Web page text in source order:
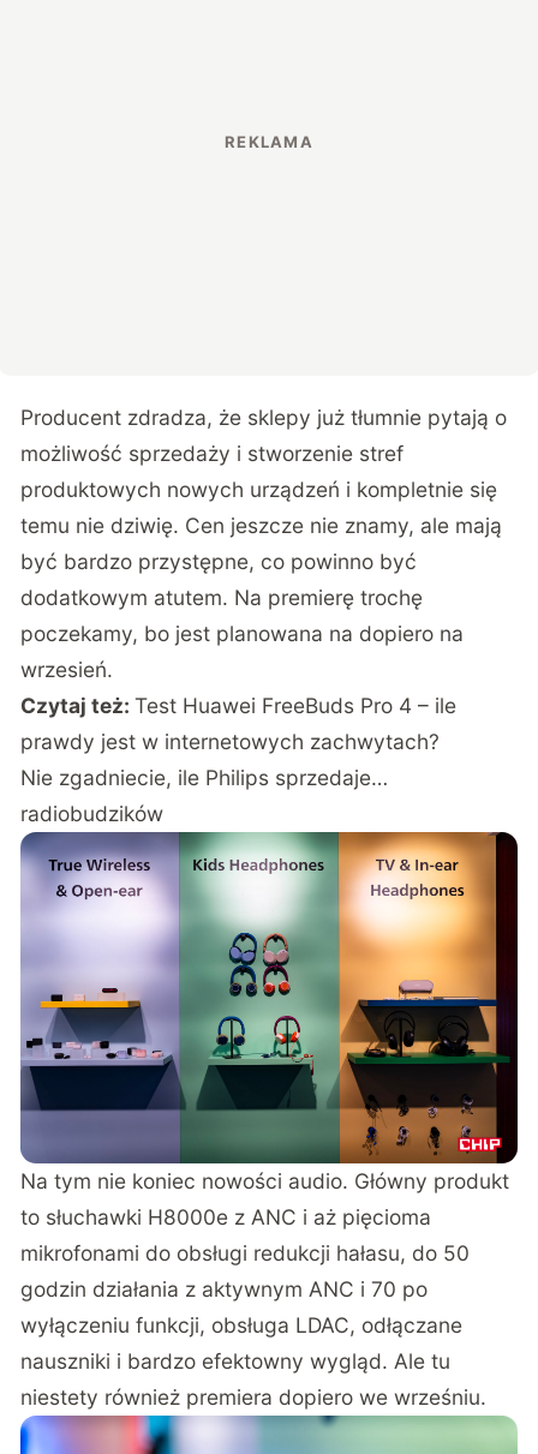
Producent zdradza, że sklepy już tłumnie pytają o
możliwość sprzedaży i stworzenie stref
produktowych nowych urządzeń i kompletnie się
temu nie dziwię. Cen jeszcze nie znamy, ale mają
być bardzo przystępne, co powinno być
dodatkowym atutem. Na premierę trochę
poczekamy, bo jest planowana na dopiero na
wrzesień.
Czytaj też:Test Huawei FreeBuds Pro 4 – ile
prawdy jest w internetowych zachwytach?
Nie zgadniecie, ile Philips sprzedaje…
radiobudzików
Na tym nie koniec nowości audio. Główny produkt
to słuchawki H8000e z ANC i aż pięcioma
mikrofonami do obsługi redukcji hałasu, do 50
godzin działania z aktywnym ANC i 70 po
wyłączeniu funkcji, obsługa LDAC, odłączane
nauszniki i bardzo efektowny wygląd. Ale tu
niestety również premiera dopiero we wrześniu.